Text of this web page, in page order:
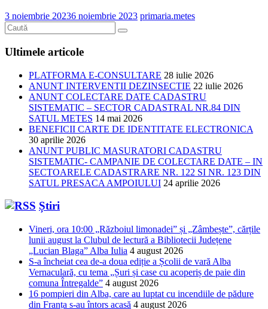
3 noiembrie 20236 noiembrie 2023 primaria.metes
Ultimele articole
PLATFORMA E-CONSULTARE 28 iulie 2026
ANUNT INTERVENTII DEZINSECTIE 22 iulie 2026
ANUNT COLECTARE DATE CADASTRU
SISTEMATIC – SECTOR CADASTRAL NR.84 DIN
SATUL METES 14 mai 2026
BENEFICII CARTE DE IDENTITATE ELECTRONICA
30 aprilie 2026
ANUNT PUBLIC MASURATORI CADASTRU
SISTEMATIC- CAMPANIE DE COLECTARE DATE – IN
SECTOARELE CADASTRARE NR. 122 SI NR. 123 DIN
SATUL PRESACA AMPOIULUI 24 aprilie 2026
Știri
Vineri, ora 10:00 „Războiul limonadei” și „Zâmbește”, cărțile
lunii august la Clubul de lectură a Bibliotecii Județene
„Lucian Blaga” Alba Iulia 4 august 2026
S-a încheiat cea de-a doua ediție a Școlii de vară Alba
Vernaculară, cu tema „Șuri și case cu acoperiș de paie din
comuna Întregalde” 4 august 2026
16 pompieri din Alba, care au luptat cu incendiile de pădure
din Franța s-au întors acasă 4 august 2026